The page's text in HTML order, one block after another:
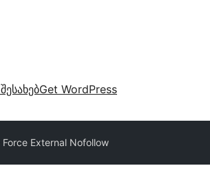
Get WordPress
Force External Nofollow